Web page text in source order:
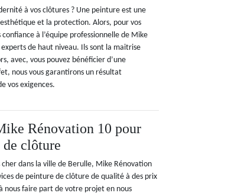
à vos clôtures ? Une peinture est une
et la protection. Alors, pour vos
à l’équipe professionnelle de Mike
de haut niveau. Ils sont la maitrise
avec, vous pouvez bénéficier d’une
nous vous garantirons un résultat
vos exigences.
Rénovation 10 pour
clôture
dans la ville de Berulle, Mike Rénovation
de peinture de clôture de qualité à des prix
nous faire part de votre projet en nous